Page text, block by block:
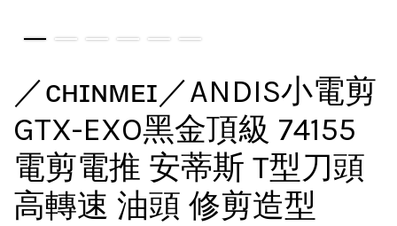
／ᴄʜɪɴᴍᴇɪ／ANDIS小電剪
GTX-EXO黑金頂級 74155
電剪電推 安蒂斯 T型刀頭
高轉速 油頭 修剪造型